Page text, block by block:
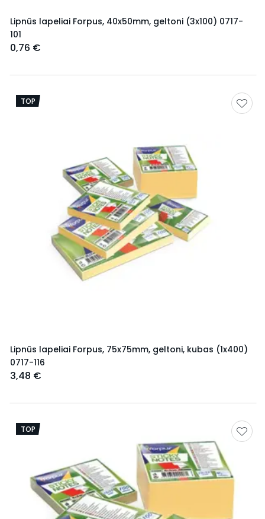
Lipnūs lapeliai Forpus, 40x50mm, geltoni (3x100) 0717-
101
0,76 €
TOP
Lipnūs lapeliai Forpus, 75x75mm, geltoni, kubas (1x400)
0717-116
3,48 €
TOP